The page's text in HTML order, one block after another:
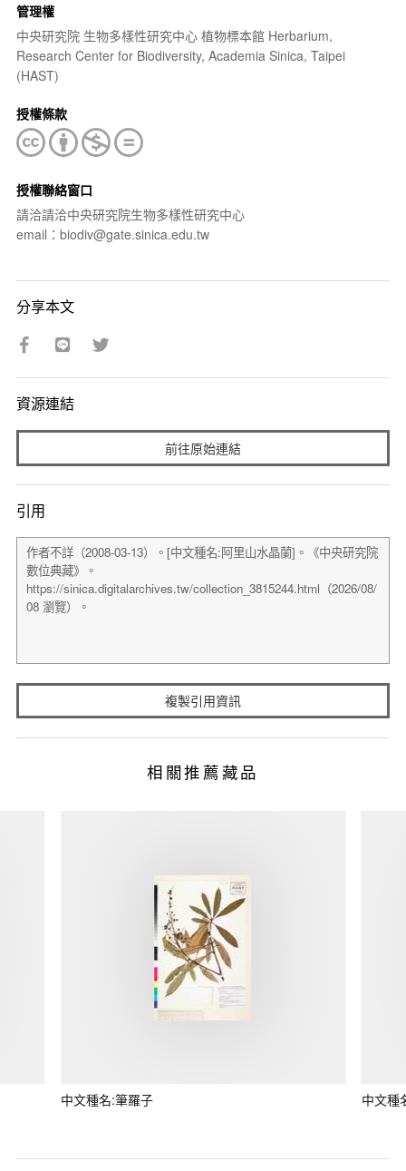
管理權
中央研究院 生物多樣性研究中心 植物標本館 Herbarium,
Research Center for Biodiversity, Academia Sinica, Taipei
(HAST)
授權條款
授權聯絡窗口
請洽請洽中央研究院生物多樣性研究中心
email：biodiv@gate.sinica.edu.tw
分享本文
資源連結
前往原始連結
引用
複製引用資訊
相關推薦藏品
中文種名:筆羅子 中文種